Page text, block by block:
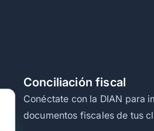
Conciliación fiscal
Conéctate con la DIAN para
documentos fiscales de tus